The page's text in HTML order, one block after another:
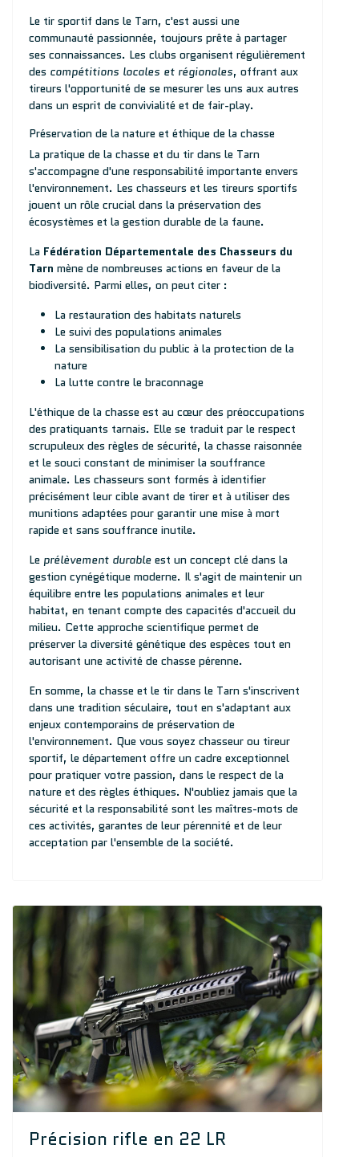
Le tir sportif dans le Tarn, c'est aussi une
communauté passionnée, toujours prête à partager
ses connaissances. Les clubs organisent régulièrement
des compétitions locales et régionales, offrant aux
tireurs l'opportunité de se mesurer les uns aux autres
dans un esprit de convivialité et de fair-play.
Préservation de la nature et éthique de la chasse
La pratique de la chasse et du tir dans le Tarn
s'accompagne d'une responsabilité importante envers
l'environnement. Les chasseurs et les tireurs sportifs
jouent un rôle crucial dans la préservation des
écosystèmes et la gestion durable de la faune.
La Fédération Départementale des Chasseurs du
Tarn mène de nombreuses actions en faveur de la
biodiversité. Parmi elles, on peut citer :
La restauration des habitats naturels
Le suivi des populations animales
La sensibilisation du public à la protection de la
nature
La lutte contre le braconnage
L'éthique de la chasse est au cœur des préoccupations
des pratiquants tarnais. Elle se traduit par le respect
scrupuleux des règles de sécurité, la chasse raisonnée
et le souci constant de minimiser la souffrance
animale. Les chasseurs sont formés à identifier
précisément leur cible avant de tirer et à utiliser des
munitions adaptées pour garantir une mise à mort
rapide et sans souffrance inutile.
Le prélèvement durable est un concept clé dans la
gestion cynégétique moderne. Il s'agit de maintenir un
équilibre entre les populations animales et leur
habitat, en tenant compte des capacités d'accueil du
milieu. Cette approche scientifique permet de
préserver la diversité génétique des espèces tout en
autorisant une activité de chasse pérenne.
En somme, la chasse et le tir dans le Tarn s'inscrivent
dans une tradition séculaire, tout en s'adaptant aux
enjeux contemporains de préservation de
l'environnement. Que vous soyez chasseur ou tireur
sportif, le département offre un cadre exceptionnel
pour pratiquer votre passion, dans le respect de la
nature et des règles éthiques. N'oubliez jamais que la
sécurité et la responsabilité sont les maîtres-mots de
ces activités, garantes de leur pérennité et de leur
acceptation par l'ensemble de la société.
Précision rifle en 22 LR